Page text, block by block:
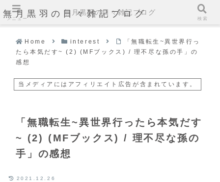
無月黒羽の日々雑記ブログ
Home interest
「無職転生~異世界行っ
たら本気だす~ (2) (MFブックス) / 理不尽な孫の手」の
感想
当メディアにはアフィリエイト広告が含まれています。
「無職転生~異世界行ったら本気だす
~ (2) (MFブックス) / 理不尽な孫の
手」の感想
2021.12.26
メニュー
無月黒羽の日々雑記ブログ
検索